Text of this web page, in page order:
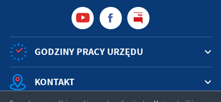
GODZINY PRACY URZĘDU
KONTAKT